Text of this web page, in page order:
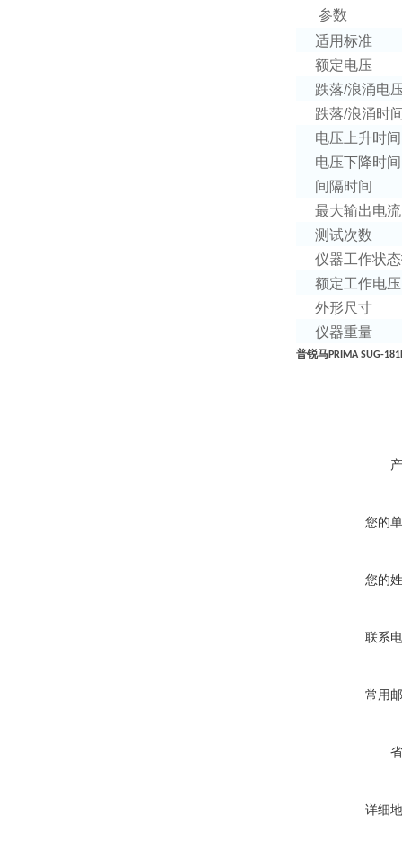
参数
适用标准
额定电压
跌落/浪涌电
跌落/浪涌时
电压上升时间
电压下降时间
间隔时间
最大输出电
测试次数
仪器工作状
额定工作电压
外形尺寸
仪器重量
普锐马 PRIMA SUG-
您的
您的
联系
常用
详细